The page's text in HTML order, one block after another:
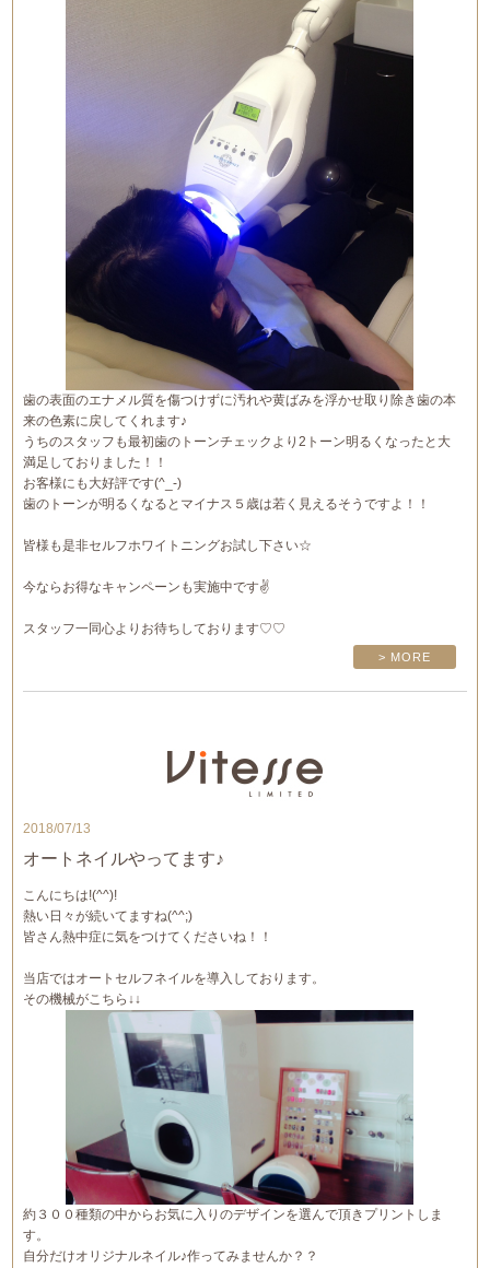
歯の表面のエナメル質を傷つけずに汚れや黄ばみを浮かせ取り除き歯の本
来の色素に戻してくれます♪
うちのスタッフも最初歯のトーンチェックより2トーン明るくなったと大
満足しておりました！！
お客様にも大好評です(^_-)
歯のトーンが明るくなるとマイナス５歳は若く見えるそうですよ！！
皆様も是非セルフホワイトニングお試し下さい☆
今ならお得なキャンペーンも実施中です✌
スタッフ一同心よりお待ちしております♡♡
> MORE
2018/07/13
オートネイルやってます♪
こんにちは!(^^)!
熱い日々が続いてますね(^^;)
皆さん熱中症に気をつけてくださいね！！
当店ではオートセルフネイルを導入しております。
その機械がこちら↓↓
約３００種類の中からお気に入りのデザインを選んで頂きプリントしま
す。
自分だけオリジナルネイル♪作ってみませんか？？